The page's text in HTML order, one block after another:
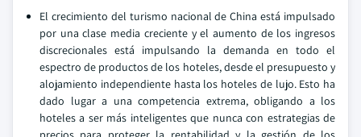
El crecimiento del turismo nacional de China está impulsado
por una clase media creciente y el aumento de los ingresos
discrecionales está impulsando la demanda en todo el
espectro de productos de los hoteles, desde el presupuesto y
alojamiento independiente hasta los hoteles de lujo. Esto ha
dado lugar a una competencia extrema, obligando a los
hoteles a ser más inteligentes que nunca con estrategias de